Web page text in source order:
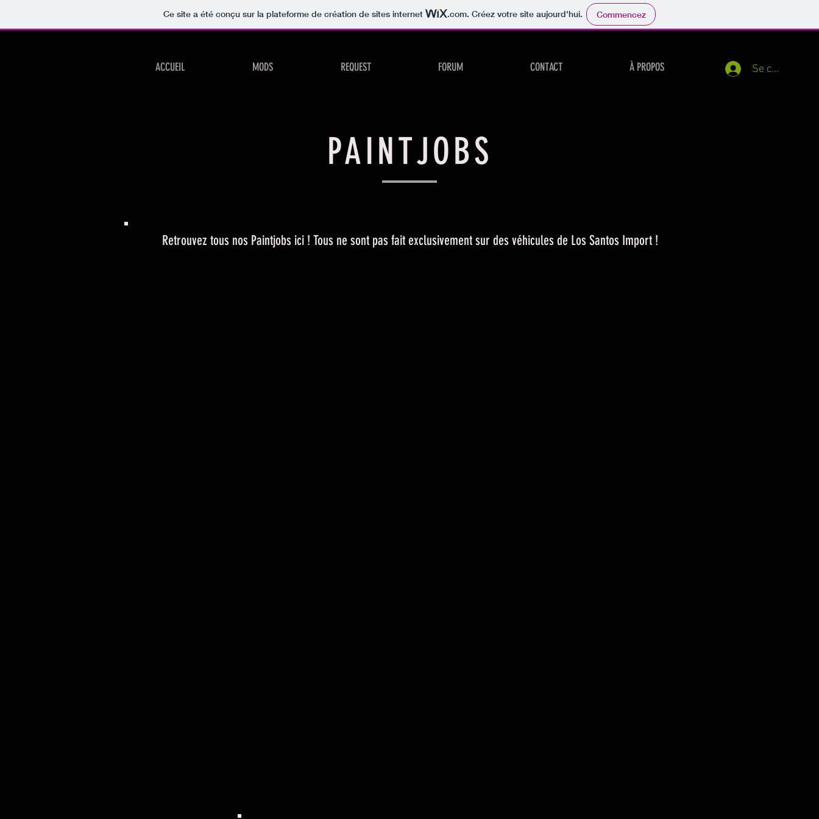
Ce site a été conçu sur la plateforme de création de sites internet .com. Créez votre site aujourd'hui. Commencez
ACCUEIL MODS REQUEST FORUM CONTACT À PROPOS Se connecter
PAINTJOBS
Retrouvez tous nos Paintjobs ici ! Tous ne sont pas fait exclusivement sur des véhicules de Los Santos Import !